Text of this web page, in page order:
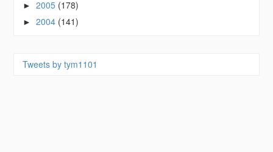
►2005 (178)
►2004 (141)
Tweets by tym1101